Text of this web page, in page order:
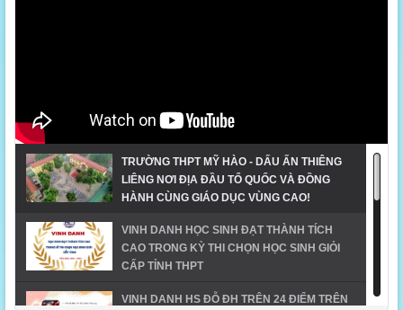
TRƯỜNG THPT MỸ HÀO - DẤU ẤN THIÊNG
LIÊNG NƠI ĐỊA ĐẦU TỔ QUỐC VÀ ĐỒNG
HÀNH CÙNG GIÁO DỤC VÙNG CAO!
VINH DANH HỌC SINH ĐẠT THÀNH TÍCH
CAO TRONG KỲ THI CHỌN HỌC SINH GIỎI
CẤP TỈNH THPT
VINH DANH HS ĐỖ ĐH TRÊN 24 ĐIỂM TRÊN